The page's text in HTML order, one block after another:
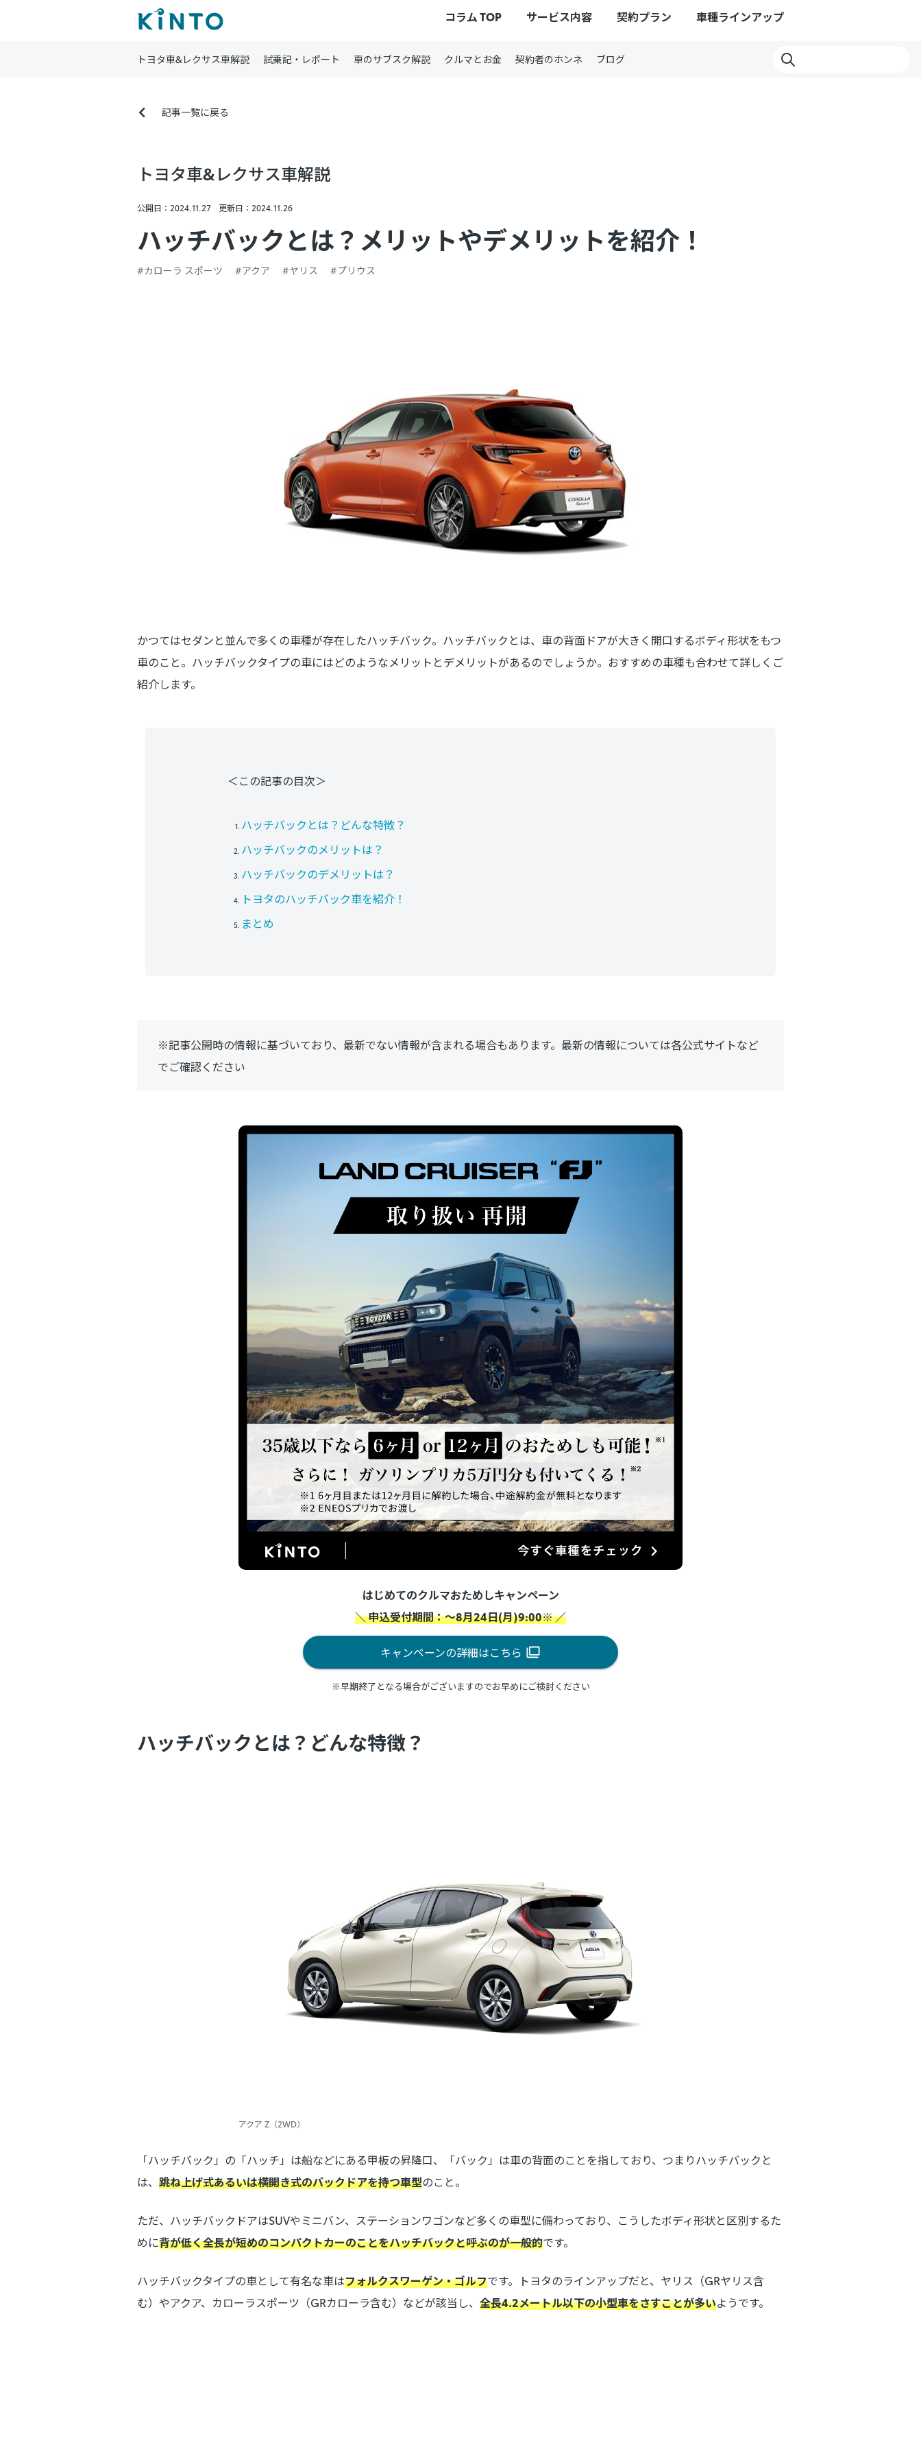
コラム TOP サービス内容 契約プラン 車種ラインアップ
トヨタ車&レクサス車解説 試乗記・レポート 車のサブスク解説 クルマとお金 契約者のホンネ ブログ
記事一覧に戻る
トヨタ車&レクサス車解説
公開日：2024.11.27 更新日：2024.11.26
ハッチバックとは？メリットやデメリットを紹介！
#カローラ スポーツ #アクア #ヤリス #プリウス
かつてはセダンと並んで多くの車種が存在したハッチバック。ハッチバックとは、車の背面ドアが大きく開口するボディ形状をもつ
車のこと。ハッチバックタイプの車にはどのようなメリットとデメリットがあるのでしょうか。おすすめの車種も合わせて詳しくご
紹介します。
＜この記事の目次＞
ハッチバックとは？どんな特徴？
ハッチバックのメリットは？
ハッチバックのデメリットは？
トヨタのハッチバック車を紹介！
まとめ
※記事公開時の情報に基づいており、最新でない情報が含まれる場合もあります。最新の情報については各公式サイトなど
でご確認ください
はじめてのクルマおためしキャンペーン
＼ 申込受付期間：～8月24日(月)9:00※ ／
キャンペーンの詳細はこちら
※早期終了となる場合がございますのでお早めにご検討ください
ハッチバックとは？どんな特徴？
アクア Z（2WD）
「ハッチバック」の「ハッチ」は船などにある甲板の昇降口、「バック」は車の背面のことを指しており、つまりハッチバックと
は、 跳ね上げ式あるいは横開き式のバックドアを持つ車型のこと。
ただ、ハッチバックドアはSUVやミニバン、ステーションワゴンなど多くの車型に備わっており、こうしたボディ形状と区別するた
めに背が低く全長が短めのコンパクトカーのことをハッチバックと呼ぶのが一般的です。
ハッチバックタイプの車として有名な車はフォルクスワーゲン・ゴルフです。トヨタのラインアップだと、ヤリス（GRヤリス含
む）やアクア、カローラスポーツ（GRカローラ含む）などが該当し、 全長4.2メートル以下の小型車をさすことが多いようです。